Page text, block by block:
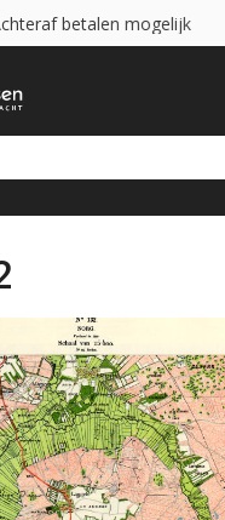
chteraf betalen mogelijk